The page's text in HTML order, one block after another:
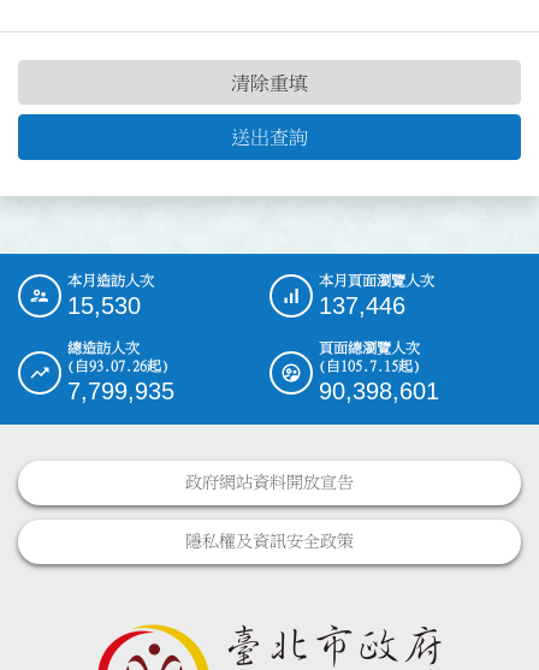
送出查詢
清除重填
::: 本月造訪人次
15,530
本月頁面瀏覽人次
137,446
總造訪人次
(自93.07.26起)
7,799,935
頁面總瀏覽人次
(自105.7.15起)
90,398,601
政府網站資料開放宣告
隱私權及資訊安全政策